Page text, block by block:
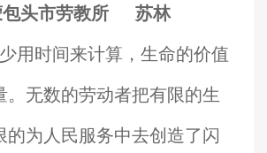
头市劳教所 苏林
用时间来计算，生命的价值
。无数的劳动者把有限的生
的为人民服务中去创造了闪